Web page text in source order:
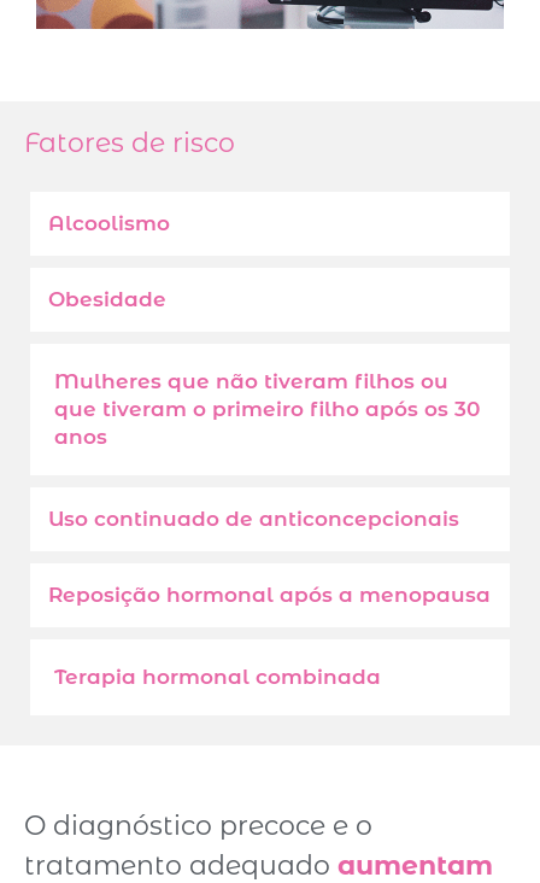
Fatores de risco
Alcoolismo
Obesidade
Mulheres que não tiveram filhos ou
que tiveram o primeiro filho após os 30
anos
Uso continuado de anticoncepcionais
Reposição hormonal após a menopausa
Terapia hormonal combinada
O diagnóstico precoce e o
tratamento adequado aumentam